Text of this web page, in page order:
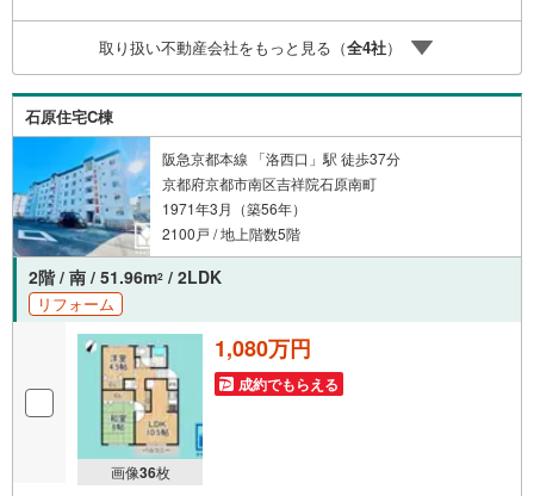
取り扱い不動産会社をもっと見る（全4社）
石原住宅C棟
阪急京都本線 「洛西口」駅 徒歩37分
京都府京都市南区吉祥院石原南町
1971年3月（築56年）
2100戸 / 地上階数5階
2階 / 南 / 51.96m2 / 2LDK
リフォーム
画像36枚
1,080万円
成約でもらえる